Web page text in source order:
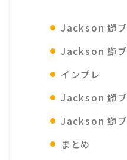
Jackson 鰤
Jackson 鰤
インプレ
Jackson 鰤
Jackson 鰤
まとめ